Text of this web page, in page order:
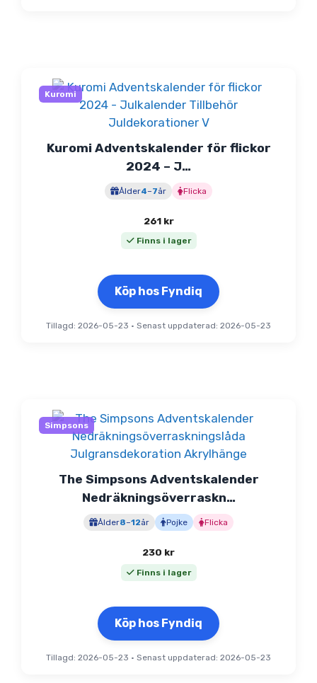
Kuromi
Kuromi Adventskalender för flickor
2024 – J…
Ålder4–7år Flicka
261 kr
Finns i lager
Köp hos Fyndiq
Tillagd: 2026-05-23 • Senast uppdaterad: 2026-05-23
Simpsons
The Simpsons Adventskalender
Nedräkningsöverraskn…
Ålder8–12år Pojke Flicka
230 kr
Finns i lager
Köp hos Fyndiq
Tillagd: 2026-05-23 • Senast uppdaterad: 2026-05-23